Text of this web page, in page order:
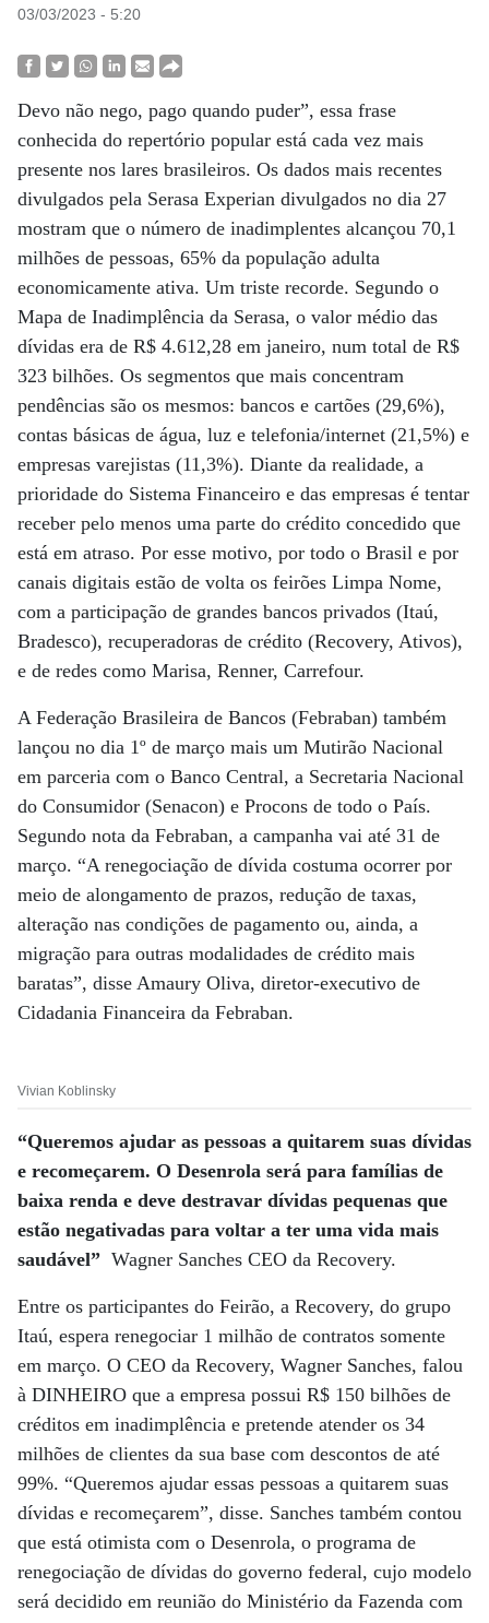
03/03/2023 - 5:20
Devo não nego, pago quando puder”, essa frase
conhecida do repertório popular está cada vez mais
presente nos lares brasileiros. Os dados mais recentes
divulgados pela Serasa Experian divulgados no dia 27
mostram que o número de inadimplentes alcançou 70,1
milhões de pessoas, 65% da população adulta
economicamente ativa. Um triste recorde. Segundo o
Mapa de Inadimplência da Serasa, o valor médio das
dívidas era de R$ 4.612,28 em janeiro, num total de R$
323 bilhões. Os segmentos que mais concentram
pendências são os mesmos: bancos e cartões (29,6%),
contas básicas de água, luz e telefonia/internet (21,5%) e
empresas varejistas (11,3%). Diante da realidade, a
prioridade do Sistema Financeiro e das empresas é tentar
receber pelo menos uma parte do crédito concedido que
está em atraso. Por esse motivo, por todo o Brasil e por
canais digitais estão de volta os feirões Limpa Nome,
com a participação de grandes bancos privados (Itaú,
Bradesco), recuperadoras de crédito (Recovery, Ativos),
e de redes como Marisa, Renner, Carrefour.
A Federação Brasileira de Bancos (Febraban) também
lançou no dia 1º de março mais um Mutirão Nacional
em parceria com o Banco Central, a Secretaria Nacional
do Consumidor (Senacon) e Procons de todo o País.
Segundo nota da Febraban, a campanha vai até 31 de
março. “A renegociação de dívida costuma ocorrer por
meio de alongamento de prazos, redução de taxas,
alteração nas condições de pagamento ou, ainda, a
migração para outras modalidades de crédito mais
baratas”, disse Amaury Oliva, diretor-executivo de
Cidadania Financeira da Febraban.
Vivian Koblinsky
“Queremos ajudar as pessoas a quitarem suas dívidas
e recomeçarem. O Desenrola será para famílias de
baixa renda e deve destravar dívidas pequenas que
estão negativadas para voltar a ter uma vida mais
saudável” Wagner Sanches CEO da Recovery.
Entre os participantes do Feirão, a Recovery, do grupo
Itaú, espera renegociar 1 milhão de contratos somente
em março. O CEO da Recovery, Wagner Sanches, falou
à DINHEIRO que a empresa possui R$ 150 bilhões de
créditos em inadimplência e pretende atender os 34
milhões de clientes da sua base com descontos de até
99%. “Queremos ajudar essas pessoas a quitarem suas
dívidas e recomeçarem”, disse. Sanches também contou
que está otimista com o Desenrola, o programa de
renegociação de dívidas do governo federal, cujo modelo
será decidido em reunião do Ministério da Fazenda com